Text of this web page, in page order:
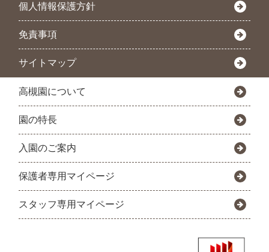
個人情報保護方針
免責事項
サイトマップ
高槻園について
園の特長
入園のご案内
保護者専用マイページ
スタッフ専用マイページ